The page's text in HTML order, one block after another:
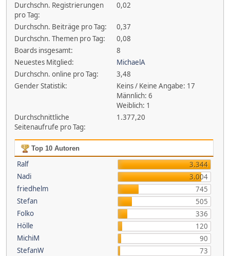
Durchschn. Registrierungen
pro Tag:
0,02
Durchschn. Beiträge pro Tag:
0,37
Durchschn. Themen pro Tag:
0,08
Boards insgesamt:
8
Neuestes Mitglied:
MichaelA
Durchschn. online pro Tag:
3,48
Gender Statistik:
Keins / Keine Angabe: 17
Männlich: 6
Weiblich: 1
Durchschnittliche
Seitenaufrufe pro Tag:
1.377,20
Top 10 Autoren
Ralf
3.344
Nadi
3.004
friedhelm
745
Stefan
505
Folko
336
Hölle
120
MichiM
90
StefanW
73